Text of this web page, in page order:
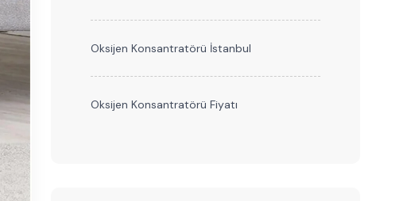
Oksijen Konsantratörü İstanbul
Oksijen Konsantratörü Fiyatı